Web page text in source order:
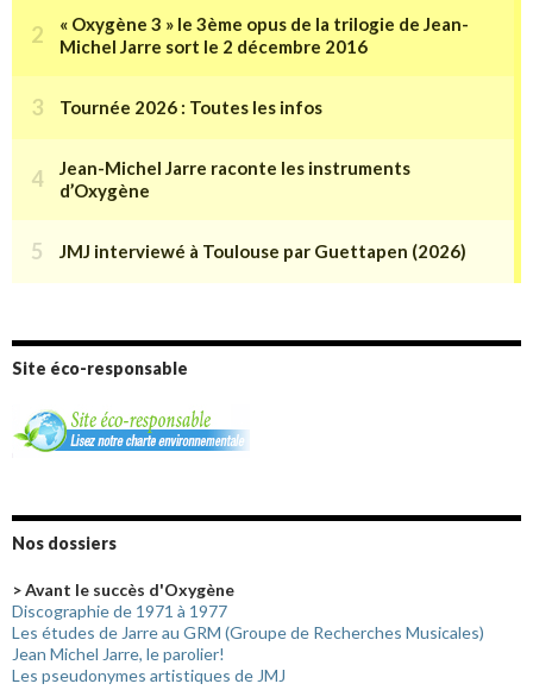
Site éco-responsable
Nos dossiers
> Avant le succès d'Oxygène
Discographie de 1971 à 1977
Les études de Jarre au GRM (Groupe de Recherches Musicales)
Jean Michel Jarre, le parolier!
Les pseudonymes artistiques de JMJ